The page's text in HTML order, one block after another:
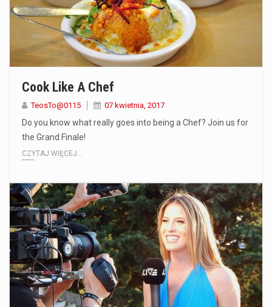
Cook Like A Chef
TeosTo@0115 07 kwietnia, 2017
Do you know what really goes into being a Chef? Join us for
the Grand Finale!
CZYTAJ WIĘCEJ...